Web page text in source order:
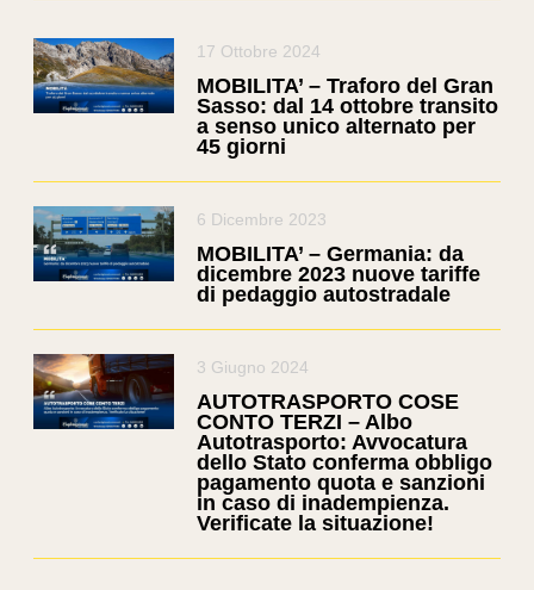
17 Ottobre 2024
MOBILITA’ – Traforo del Gran
Sasso: dal 14 ottobre transito
a senso unico alternato per
45 giorni
6 Dicembre 2023
MOBILITA’ – Germania: da
dicembre 2023 nuove tariffe
di pedaggio autostradale
3 Giugno 2024
AUTOTRASPORTO COSE
CONTO TERZI – Albo
Autotrasporto: Avvocatura
dello Stato conferma obbligo
pagamento quota e sanzioni
in caso di inadempienza.
Verificate la situazione!